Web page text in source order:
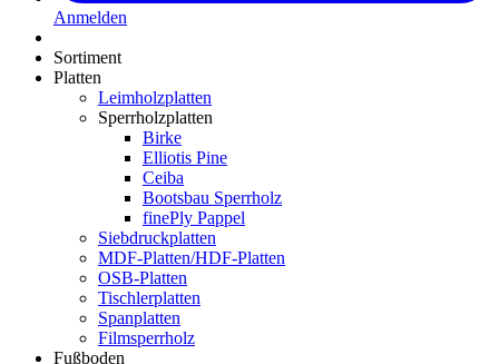
Anmelden
Sortiment
Platten
Leimholzplatten
Sperrholzplatten
Birke
Elliotis Pine
Ceiba
Bootsbau Sperrholz
finePly Pappel
Siebdruckplatten
MDF-Platten/HDF-Platten
OSB-Platten
Tischlerplatten
Spanplatten
Filmsperrholz
Fußboden